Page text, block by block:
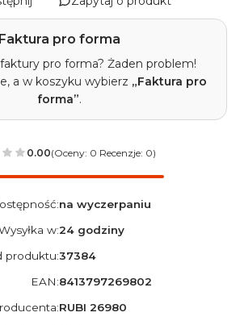
Faktura pro forma
pro forma? Żaden problem!
a w koszyku wybierz „Faktura pro
forma”.
0.00(Oceny: 0 Recenzje: 0)
na wyczerpaniu
w:24 godziny
produktu:37384
EAN:8413797269802
RUBI 26980